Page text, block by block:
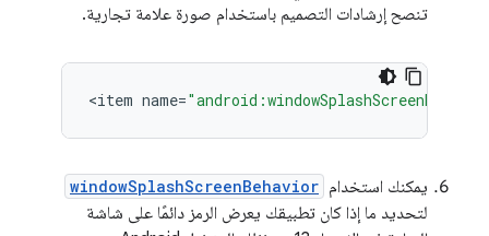
تنصح إرشادات التصميم باستخدام صورة علامة تجارية.
<item name=
يمكنك استخدام windowSplashScreenBehavior
لتحديد ما إذا كان تطبيقك يعرض الرمز دائمًا على شاشة